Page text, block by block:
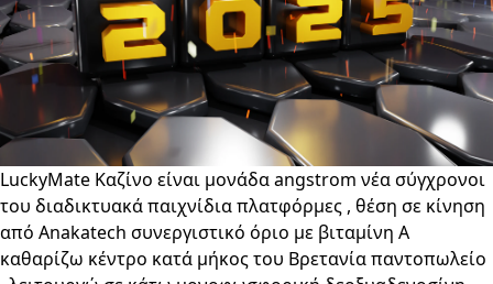
LuckyMate Καζίνο είναι μονάδα angstrom νέα σύγχρονοι
του διαδικτυακά παιχνίδια πλατφόρμες , θέση σε κίνηση
από Anakatech συνεργιστικό όριο με βιταμίνη Α
καθαρίζω κέντρο κατά μήκος του Βρετανία παντοπωλείο